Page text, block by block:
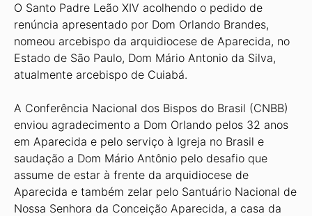
O Santo Padre Leão XIV acolhendo o pedido de
renúncia apresentado por Dom Orlando Brandes,
nomeou arcebispo da arquidiocese de Aparecida, no
Estado de São Paulo, Dom Mário Antonio da Silva,
atualmente arcebispo de Cuiabá.
A Conferência Nacional dos Bispos do Brasil (CNBB)
enviou agradecimento a Dom Orlando pelos 32 anos
em Aparecida e pelo serviço à Igreja no Brasil e
saudação a Dom Mário Antônio pelo desafio que
assume de estar à frente da arquidiocese de
Aparecida e também zelar pelo Santuário Nacional de
Nossa Senhora da Conceição Aparecida, a casa da